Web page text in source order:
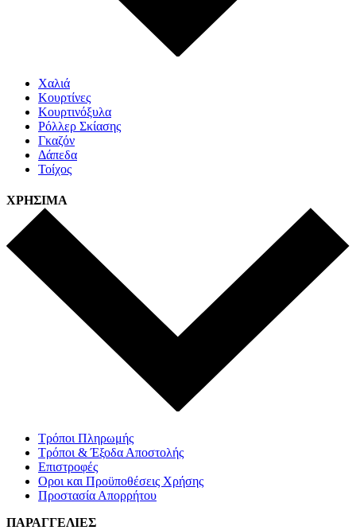
Χαλιά
Κουρτίνες
Κουρτινόξυλα
Ρόλλερ Σκίασης
Γκαζόν
Δάπεδα
Τοίχος
ΧΡΗΣΙΜΑ
Τρόποι Πληρωμής
Τρόποι & Έξοδα Αποστολής
Επιστροφές
Οροι και Προϋποθέσεις Χρήσης
Προστασία Απορρήτου
ΠΑΡΑΓΓΕΛΙΕΣ